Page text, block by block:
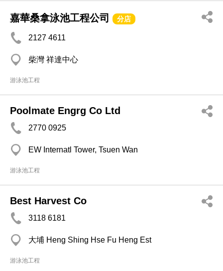
嘉華桑拿泳池工程公司 分店
2127 4611
柴灣 祥達中心
游泳池工程
Poolmate Engrg Co Ltd
2770 0925
EW Internatl Tower, Tsuen Wan
游泳池工程
Best Harvest Co
3118 6181
大埔 Heng Shing Hse Fu Heng Est
游泳池工程